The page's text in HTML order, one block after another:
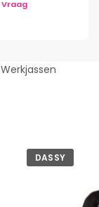
Vraag
Werkjassen
DASSY